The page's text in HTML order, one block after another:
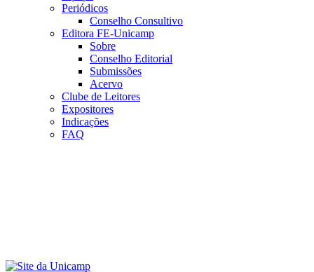
Periódicos
Conselho Consultivo
Editora FE-Unicamp
Sobre
Conselho Editorial
Submissões
Acervo
Clube de Leitores
Expositores
Indicações
FAQ